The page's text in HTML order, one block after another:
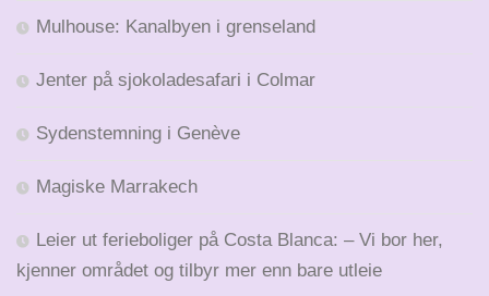
Mulhouse: Kanalbyen i grenseland
Jenter på sjokoladesafari i Colmar
Sydenstemning i Genève
Magiske Marrakech
Leier ut ferieboliger på Costa Blanca: – Vi bor her,
kjenner området og tilbyr mer enn bare utleie